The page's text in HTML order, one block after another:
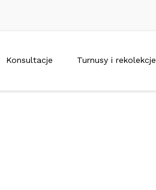
Konsultacje Turnusy i rekolekcje